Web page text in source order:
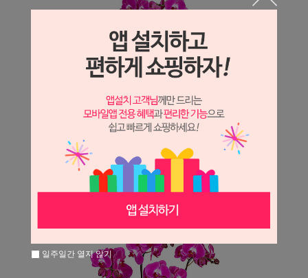
일주일간 열지 않기